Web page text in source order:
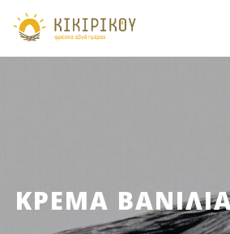
ΚΡΕΜΑ